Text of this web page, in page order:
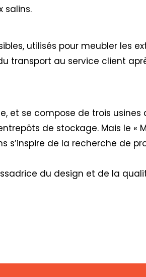
salins.
utilisés pour meubler les
transport au service client
et se compose de trois
de stockage. Mais le «
de la recherche de
du design et de la